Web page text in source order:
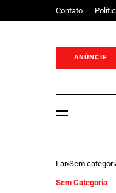
Contato
ANÚNCIE
Lar Sem
Sem Categoria